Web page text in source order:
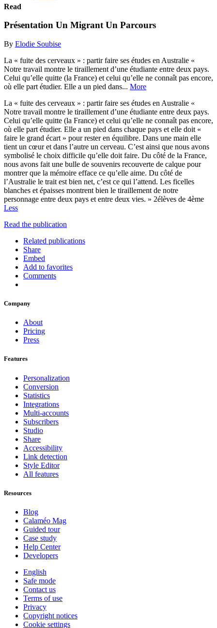
Read
Présentation Un Migrant Un Parcours
By Elodie Soubise
La « fuite des cerveaux » : partir faire ses études en Australie «
Notre travail montre le tiraillement d’une étudiante entre deux pays.
Celui qu’elle quitte (la France) et celui qu’elle ne connaît pas encore,
où elle part étudier. Elle a un pied dans... More
La « fuite des cerveaux » : partir faire ses études en Australie «
Notre travail montre le tiraillement d’une étudiante entre deux pays.
Celui qu’elle quitte (la France) et celui qu’elle ne connaît pas encore,
où elle part étudier. Elle a un pied dans chaque pays et elle doit «
faire le grand écart » pour rester en équilibre. Dans une main elle
tient un cœur et dans l’autre un cerveau. C’est ainsi que nous avons
symbolisé le choix difficile qu’elle doit faire. Du côté de la France,
nous avons fait une bulle de souvenirs recouverte de calque pour
montrer que la mémoire efface ce qu’elle aime. Du côté de
l’Australie le trait est bien net, c’est ce qui l’attend. Les ficelles
blanches et épaisses montrent bien le tiraillement de notre
personnage entre deux pays et entre deux vies. » 2élèves de 4ème
Less
Read the publication
Related publications
Share
Embed
Add to favorites
Comments
Company
About
Pricing
Press
Features
Personalization
Conversion
Statistics
Integrations
Multi-accounts
Subscribers
Studio
Share
Accessibility
Link detection
Style Editor
All features
Resources
Blog
Calaméo Mag
Guided tour
Case study
Help Center
Developers
English
Safe mode
Contact us
Terms of use
Privacy
Copyright notices
Cookie settings